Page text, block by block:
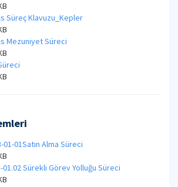
Süreç Klavuzu_Kepler
Mezuniyet Süreci
01-01Satın Alma Süreci
01.02 Sürekli Görev Yolluğu Süreci